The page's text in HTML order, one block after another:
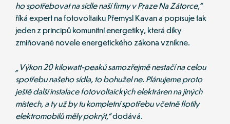
ho spotřebovat na sídle naší firmy v Praze Na Zátorce,“
říká expert na fotovoltaiku Přemysl Kavan a popisuje tak
jeden z principů komunitní energetiky, která díky
zmiňované novele energetického zákona vznikne.
„Výkon 20 kilowatt-peaků samozřejmě nestačí na celou
spotřebu našeho sídla, to bohužel ne. Plánujeme proto
ještě další instalace fotovoltaických elektráren na jiných
místech, a ty už by tu kompletní spotřebu včetně flotily
elektromobilů měly pokrýt,“ dodává.